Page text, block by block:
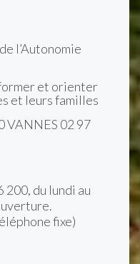
l’Autonomie
et orienter
et leurs familles
VANNES 02 97
200, du lundi au
fixe)